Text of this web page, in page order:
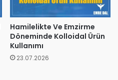
Hamilelikte Ve Emzirme
Döneminde Kolloidal Ürün
Kullanımı
23.07.2026